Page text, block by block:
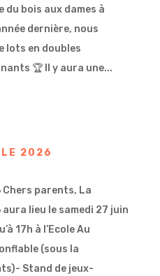
du bois aux dames à
dernière, nous
lots en doubles
🏆 Il y aura une...
2026
Chers parents, La
aura lieu le samedi 27 juin
17h à l’Ecole Au
(sous la
Stand de jeux-